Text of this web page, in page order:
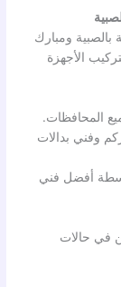
بالصبية ومبارك
الأجهزة
المحافظات.
وفني بدالات
أفضل فني
في حالات